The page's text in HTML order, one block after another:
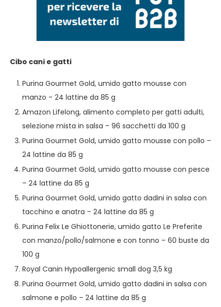
Cibo cani e gatti
Purina Gourmet Gold, umido gatto mousse con
manzo – 24 lattine da 85 g
Amazon Lifelong, alimento completo per gatti adulti,
selezione mista in salsa – 96 sacchetti da 100 g
Purina Gourmet Gold, umido gatto mousse con pollo –
24 lattine da 85 g
Purina Gourmet Gold, umido gatto mousse con pesce
– 24 lattine da 85 g
Purina Gourmet Gold, umido gatto dadini in salsa con
tacchino e anatra – 24 lattine da 85 g
Purina Felix Le Ghiottonerie, umido gatto Le Preferite
con manzo/pollo/salmone e con tonno – 60 buste da
100 g
Royal Canin Hypoallergenic small dog 3,5 kg
Purina Gourmet Gold, umido gatto dadini in salsa con
salmone e pollo – 24 lattine da 85 g